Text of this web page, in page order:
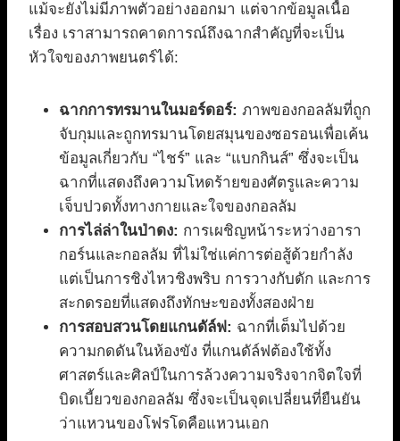
แม้จะยังไม่มีภาพตัวอย่างออกมา แต่จากข้อมูลเนื้อ
เรื่อง เราสามารถคาดการณ์ถึงฉากสำคัญที่จะเป็น
หัวใจของภาพยนตร์ได้:
ฉากการทรมานในมอร์ดอร์: ภาพของกอลลัมที่ถูก
จับกุมและถูกทรมานโดยสมุนของซอรอนเพื่อเค้น
ข้อมูลเกี่ยวกับ “ไชร์” และ “แบกกินส์” ซึ่งจะเป็น
ฉากที่แสดงถึงความโหดร้ายของศัตรูและความ
เจ็บปวดทั้งทางกายและใจของกอลลัม
การไล่ล่าในป่าดง: การเผชิญหน้าระหว่างอารา
กอร์นและกอลลัม ที่ไม่ใช่แค่การต่อสู้ด้วยกำลัง
แต่เป็นการชิงไหวชิงพริบ การวางกับดัก และการ
สะกดรอยที่แสดงถึงทักษะของทั้งสองฝ่าย
การสอบสวนโดยแกนดัล์ฟ: ฉากที่เต็มไปด้วย
ความกดดันในห้องขัง ที่แกนดัล์ฟต้องใช้ทั้ง
ศาสตร์และศิลป์ในการล้วงความจริงจากจิตใจที่
บิดเบี้ยวของกอลลัม ซึ่งจะเป็นจุดเปลี่ยนที่ยืนยัน
ว่าแหวนของโฟรโดคือแหวนเอก